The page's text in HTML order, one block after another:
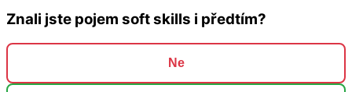
Znali jste pojem soft skills i předtím?
Ne